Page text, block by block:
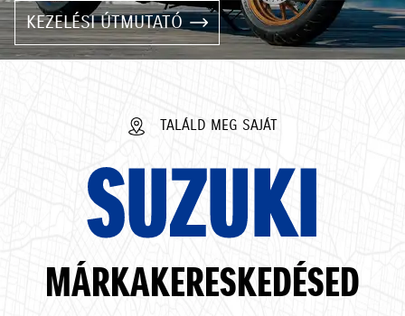
KEZELÉSI ÚTMUTATÓ
TALÁLD MEG SAJÁT
SUZUKI
MÁRKAKERESKEDÉSED